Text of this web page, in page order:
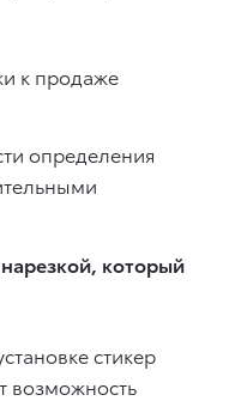
к продаже
определения
который
стикер
возможность